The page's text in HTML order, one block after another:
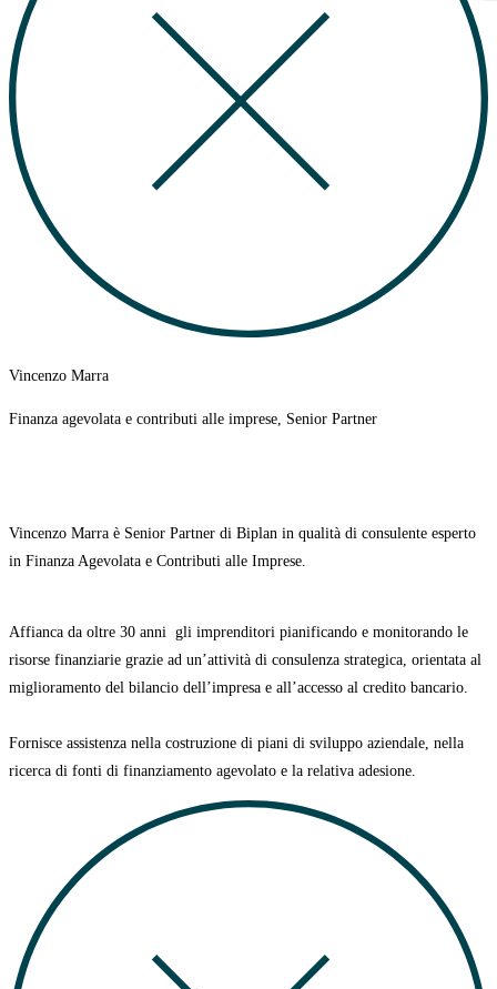
Vincenzo Marra
Finanza agevolata e contributi alle imprese, Senior Partner
Vincenzo Marra è Senior Partner di Biplan in qualità di consulente esperto
in Finanza Agevolata e Contributi alle Imprese.
Affianca da oltre 30 anni gli imprenditori pianificando e monitorando le
risorse finanziarie grazie ad un’attività di consulenza strategica, orientata al
miglioramento del bilancio dell’impresa e all’accesso al credito bancario.
Fornisce assistenza nella costruzione di piani di sviluppo aziendale, nella
ricerca di fonti di finanziamento agevolato e la relativa adesione.